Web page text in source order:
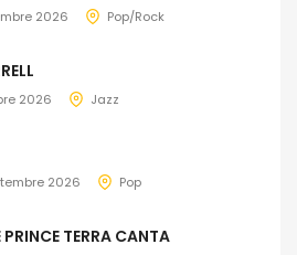
2026 Pop/Rock
2026 Jazz
2026 Pop
PRINCE TERRA CANTA